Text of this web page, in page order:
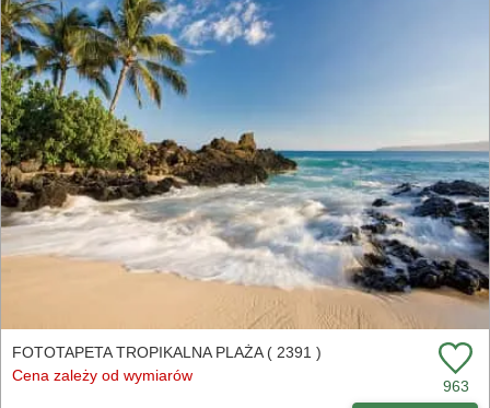
FOTOTAPETA TROPIKALNA PLAŻA ( 2391 )
Cena zależy od wymiarów
963